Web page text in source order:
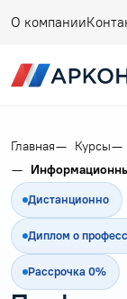
О компании
Главная Курсы
Дистанционно
Диплом о
Рассрочка 0%